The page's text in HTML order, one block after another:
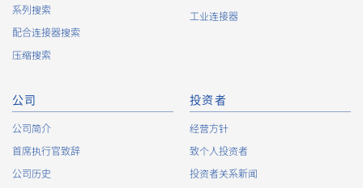
IMSA-13065B-08Y916
High heat-resistant
IMSA-13065B-08Y915
系列搜索
配合连接器搜索
压缩搜索
工业连接器
公司
公司简介
首席执行官致辞
公司历史
投资者
经营方针
致个人投资者
投资者关系新闻